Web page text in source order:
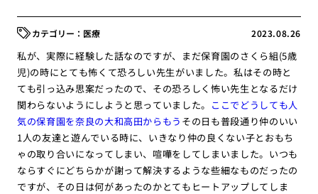
2023.08.26
医療
私が、実際に経験した話なのですが、まだ保育園のさくら組(5歳
児)の時にとても怖くて恐ろしい先生がいました。私はその時と
ても引っ込み思案だったので、その恐ろしく怖い先生となるだけ
関わらないようにしようと思っていました。 ここでどうしても人
気の保育園を奈良の大和高田からもう その日も普段通り仲のいい
1人の友達と遊んでいる時に、いきなり仲の良くない子とおもち
ゃの取り合いになってしまい、喧嘩をしてしまいました。いつも
ならすぐにどちらかが謝って解決するような些細なものだったの
ですが、その日は何があったのかとてもヒートアップしてしま